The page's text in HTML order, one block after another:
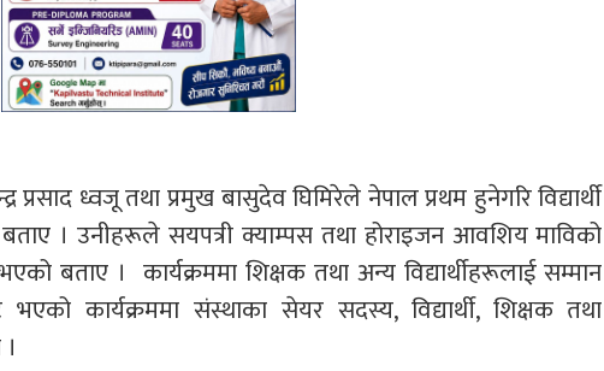
प्रसाद ध्वजू तथा प्रमुख बासुदेव घिमिरेले नेपाल प्रथम हुनेगरि विद्यार्थी
। उनीहरूले सयपत्री क्याम्पस तथा होराइजन आवशिय माविको
बताए । कार्यक्रममा शिक्षक तथा अन्य विद्यार्थीहरूलाई सम्मान
भएको कार्यक्रममा संस्थाका सेयर सदस्य, विद्यार्थी, शिक्षक तथा